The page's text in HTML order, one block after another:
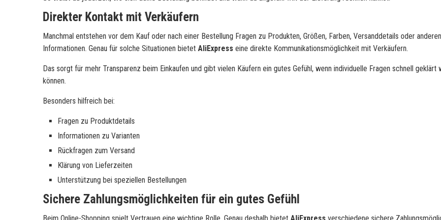
Direkter Kontakt mit Verkäufern
Manchmal entstehen vor dem Kauf oder nach einer Bestellung Fragen zu Produkten, Größen, Farben, Versanddetails oder anderen
Informationen. Genau für solche Situationen bietet AliExpress eine direkte Kommunikationsmöglichkeit mit Verkäufern.
Das sorgt für mehr Transparenz beim Einkaufen und gibt vielen Käufern ein gutes Gefühl, wenn individuelle Fragen schnell geklärt
können.
Besonders hilfreich bei:
Fragen zu Produktdetails
Informationen zu Varianten
Rückfragen zum Versand
Klärung von Lieferzeiten
Unterstützung bei speziellen Bestellungen
Sichere Zahlungsmöglichkeiten für ein gutes Gefühl